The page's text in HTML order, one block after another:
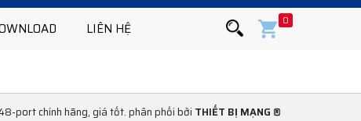
LIÊN HỆ 0
port chính hãng, giá tốt. phân phối bởi THIẾT BỊ MẠNG ®